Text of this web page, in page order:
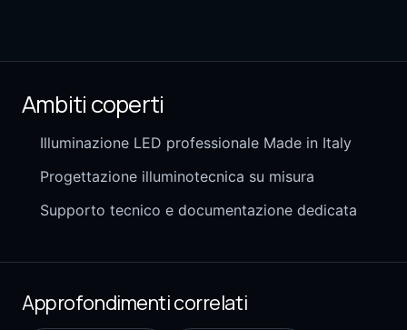
Ambiti coperti
Illuminazione LED professionale Made in Italy
Progettazione illuminotecnica su misura
Supporto tecnico e documentazione dedicata
Approfondimenti correlati